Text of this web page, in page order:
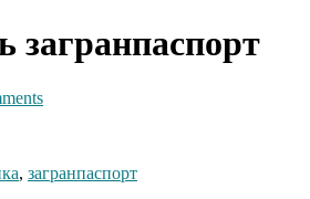
загранпаспорт
, загранпаспорт